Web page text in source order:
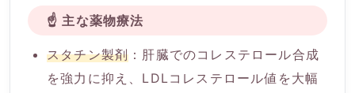
☝️ 主な薬物療法
スタチン製剤 ：肝臓でのコレステロール合成
を強力に抑え、LDLコレステロール値を大幅